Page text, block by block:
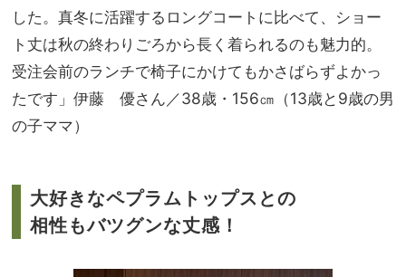
した。真冬に活躍するロングコートに比べて、ショー
ト丈は秋の終わりごろから長く着られるのも魅力的。
受注会前のランチで椅子にかけてもかさばらずよかっ
たです」伊藤 優さん／38歳・156㎝（13歳と9歳の男
の子ママ）
大好きなペプラムトップスとの
相性もバツグンな丈感！